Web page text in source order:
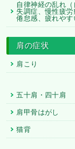
自律神経の乱れ（
失調症、慢性疲労
倦怠感、疲れやす
肩の症状
肩こり
五十肩・四十肩
肩甲骨はがし
猫背